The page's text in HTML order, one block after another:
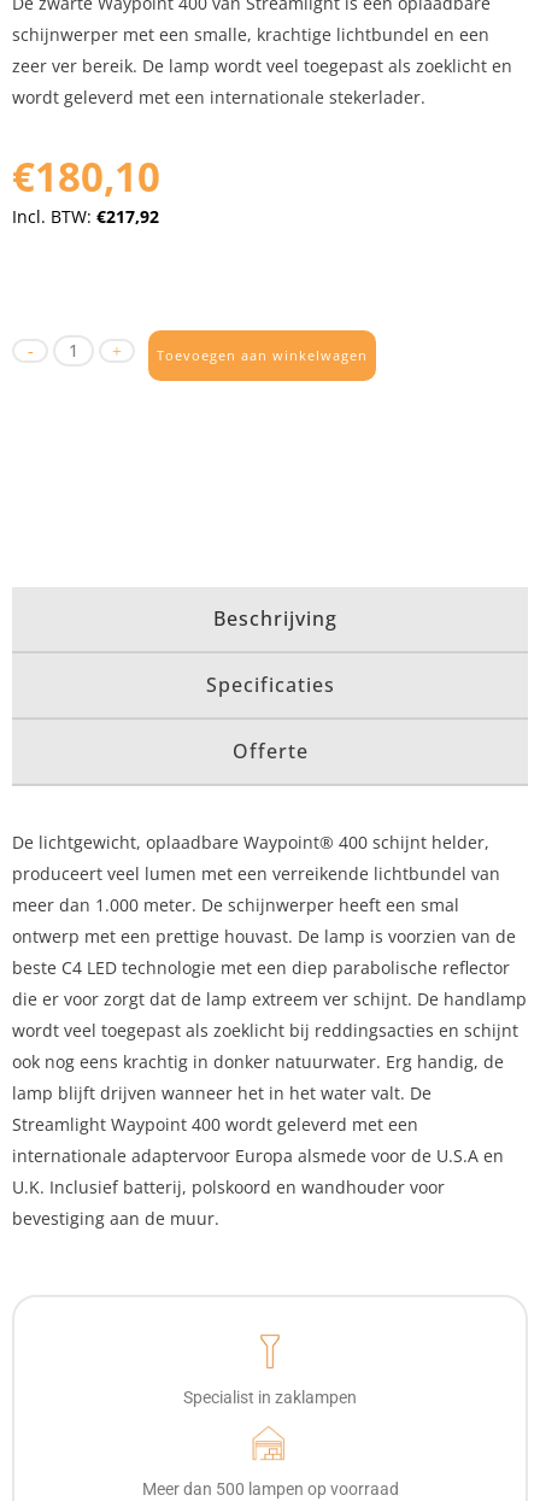
schijnwerper met een smalle, krachtige lichtbundel en een
zeer ver bereik. De lamp wordt veel toegepast als zoeklicht en
wordt geleverd met een internationale stekerlader.
€180,10
Incl. BTW: €217,92
Toevoegen aan winkelwagen
Beschrijving
Specificaties
Offerte
De lichtgewicht, oplaadbare Waypoint® 400 schijnt helder,
produceert veel lumen met een verreikende lichtbundel van
meer dan 1.000 meter. De schijnwerper heeft een smal
ontwerp met een prettige houvast. De lamp is voorzien van de
beste C4 LED technologie met een diep parabolische reflector
die er voor zorgt dat de lamp extreem ver schijnt. De handlamp
wordt veel toegepast als zoeklicht bij reddingsacties en schijnt
ook nog eens krachtig in donker natuurwater. Erg handig, de
lamp blijft drijven wanneer het in het water valt. De
Streamlight Waypoint 400 wordt geleverd met een
internationale adaptervoor Europa alsmede voor de U.S.A en
U.K. Inclusief batterij, polskoord en wandhouder voor
bevestiging aan de muur.
Specialist in zaklampen
Meer dan 500 lampen op voorraad